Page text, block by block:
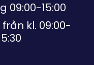
09:00-15:00
kl. 09:00-